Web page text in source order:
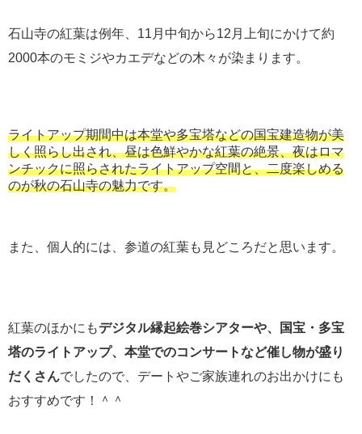
石山寺の紅葉は例年、11月中旬から12月上旬にかけて約
2000本のモミジやカエデなどの木々が染まります。
ライトアップ期間中は本堂や多宝塔などの国宝建造物が美
しく照らし出され、昼は色鮮やかな紅葉の絶景、夜はロマ
ンチックに照らされたライトアップ空間と、二度楽しめる
のが秋の石山寺の魅力です。
また、個人的には、参道の紅葉も見どころだと思います。
紅葉のほかにもデジタル縁起絵巻シアターや、国宝・多宝
塔のライトアップ、本堂でのコンサートなど催し物が盛り
だくさんでしたので、デートやご家族連れのお出かけにも
おすすめです！＾＾